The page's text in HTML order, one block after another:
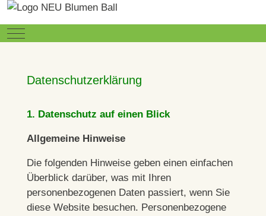
Mobile Menu Toggle
Datenschutzerklärung
1. Datenschutz auf einen Blick
Allgemeine Hinweise
Die folgenden Hinweise geben einen einfachen
Überblick darüber, was mit Ihren
personenbezogenen Daten passiert, wenn Sie
diese Website besuchen. Personenbezogene